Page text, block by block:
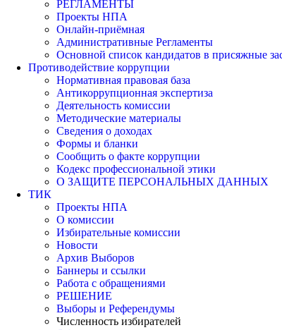
РЕГЛАМЕНТЫ
Проекты НПА
Онлайн-приёмная
Административные Регламенты
Основной список кандидатов в присяжные
Противодействие коррупции
Нормативная правовая база
Антикоррупционная экспертиза
Деятельность комиссии
Методические материалы
Сведения о доходах
Формы и бланки
Сообщить о факте коррупции
Кодекс профессиональной этики
О ЗАЩИТЕ ПЕРСОНАЛЬНЫХ ДАННЫХ
ТИК
Проекты НПА
О комиссии
Избирательные комиссии
Новости
Архив Выборов
Баннеры и ссылки
Работа с обращениями
РЕШЕНИЕ
Выборы и Референдумы
Численность избирателей